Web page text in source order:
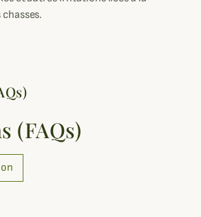
(FAQs)